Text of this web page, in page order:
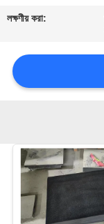
খবর
উদ্ধৃতির
জন্য
সাইট
ম্যাপ
PRIVACY
লক্ষণীয় করা: